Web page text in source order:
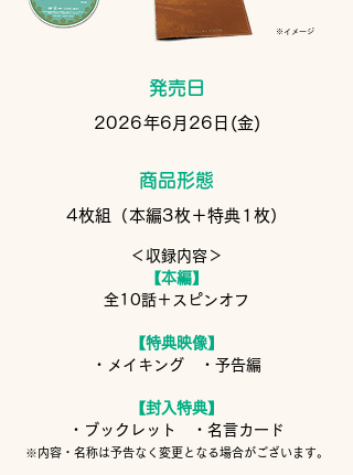
※イメージ
発売日
2026年6月26日(金)
商品形態
4枚組（本編3枚＋特典1枚）
＜収録内容＞
【本編】
全10話＋スピンオフ
【特典映像】
・メイキング ・予告編
【封入特典】
・ブックレット ・名言カード
※内容・名称は予告なく変更となる場合がございます。